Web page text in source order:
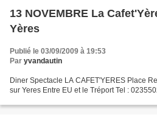
13 NOVEMBRE La
Yères
Publié le 03/09/2009 à 19:53
Par yvandautin
Diner Spectacle LA CAFET'YERES Place
sur Yeres Entre EU et le Tréport Tel :